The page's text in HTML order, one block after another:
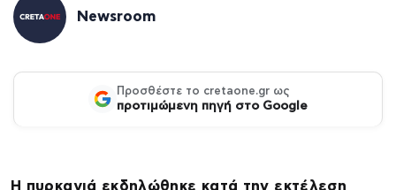
Newsroom
Προσθέστε το cretaone.gr ως
προτιμώμενη πηγή στο Google
Η πυρκαγιά εκδηλώθηκε κατά την εκτέλεση